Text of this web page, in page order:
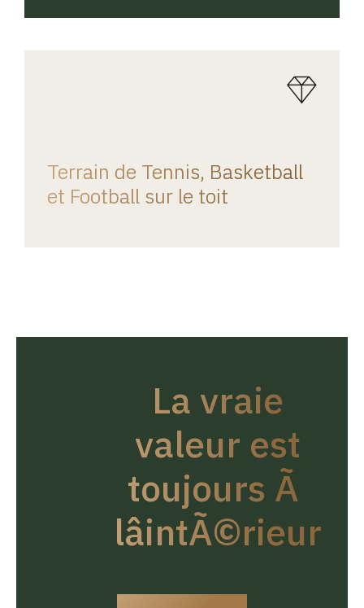
Terrain de Tennis, Basketball
et Football sur le toit
La vraie
valeur est
toujours Ã
lâintÃ©rieur